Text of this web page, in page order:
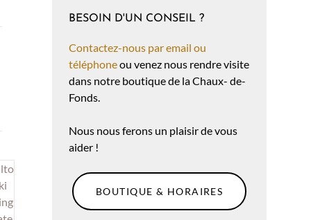
BESOIN D'UN CONSEIL ?
Contactez-nous par email ou
téléphoneou venez nous rendre visite
dans notre boutique de la Chaux- de-
Fonds.
Nous nous ferons un plaisir de vous
aider !
BOUTIQUE & HORAIRES